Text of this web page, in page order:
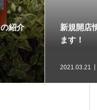
杉並区/荻窪駅の新規開店
2021.03.21 新店紹介